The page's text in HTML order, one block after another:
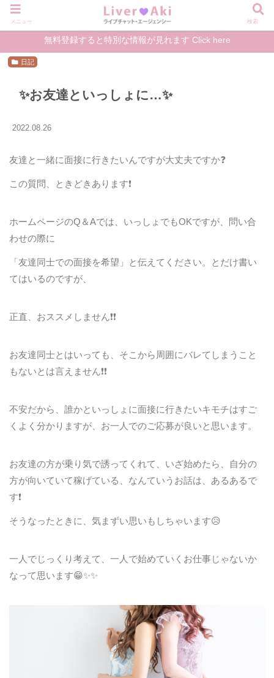
無料登録すると特別な情報が見れます Click here
日記
✨お友達といっしょに…✨
2022.08.26
友達と一緒に面接に行きたいんですが大丈夫ですか❓
この質問、ときどきあります❗️
ホームページのQ＆Aでは、いっしょでもOKですが、問い合
わせの際に
「友達同士での面接を希望」と伝えてください。とだけ書い
てはいるのですが、
正直、おススメしません❗️❗️
お友達同士とはいっても、そこから周囲にバレてしまうこと
もないとは言えません❗️❗️
不安だから、誰かといっしょに面接に行きたいキモチはすご
くよく分かりますが、お一人でのご応募が良いと思います。
お友達の方が乗り気で誘ってくれて、いざ始めたら、自分の
方が向いていて稼げている、なんていうお話は、あるあるで
す❗️
そうなったときに、気まずい思いもしちゃいます😥
一人でじっくり考えて、一人で始めていくお仕事じゃないか
なって思います😁✨✨
メニュー 検索